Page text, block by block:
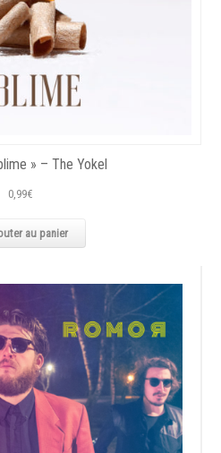
» – The Yokel
0,99€
au panier